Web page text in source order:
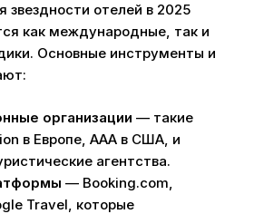
звездности отелей в 2025
как международные, так и
Основные инструменты и
организации — такие
в Европе, AAA в США, и
агентства.
— Booking.com,
Travel, которые